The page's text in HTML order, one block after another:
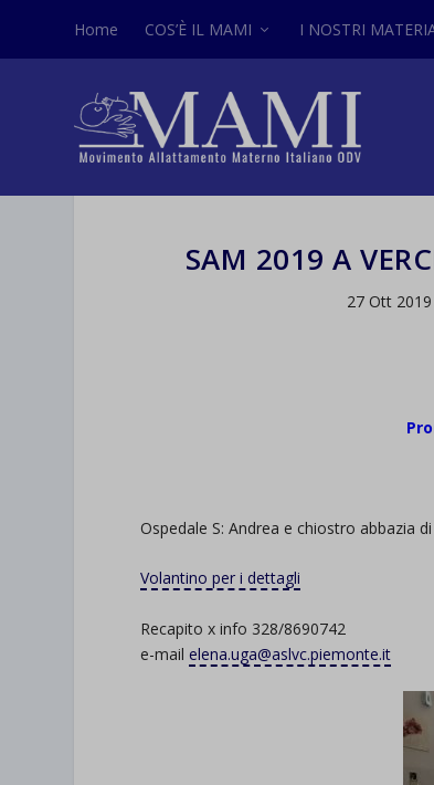
Home COS’È IL MAMI I NOSTRI
SAM 2019 A
27 Ott 2019
Ospedale S: Andrea e chiostro abbazia
Volantino per i dettagli
Recapito x info 328/8690742
e-mailelena.uga@aslvc.piemonte.it